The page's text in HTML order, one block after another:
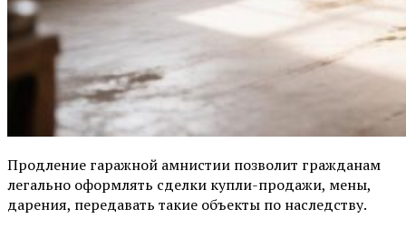
Продление гаражной амнистии позволит гражданам
легально оформлять сделки купли-продажи, мены,
дарения, передавать такие объекты по наследству.